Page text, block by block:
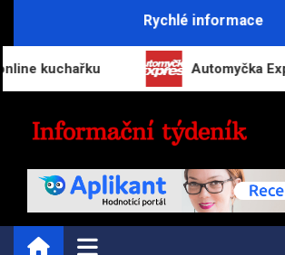
Rychlé informace
Automyčka Express
INFORMAČNÍ-
Přehled zpravodajství a informací